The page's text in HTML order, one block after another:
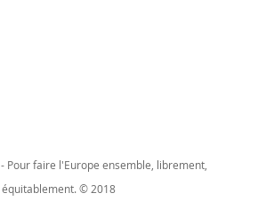
- Pour faire l'Europe ensemble, librement,
équitablement. © 2018